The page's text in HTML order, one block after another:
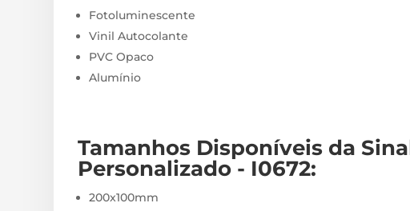
Fotoluminescente
Vinil Autocolante
PVC Opaco
Alumínio
Tamanhos Disponíveis da
Personalizado - I0672:
200x100mm